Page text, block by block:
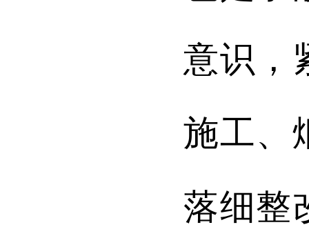
意识，
施工、
落细整